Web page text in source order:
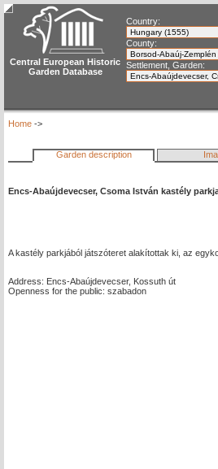
Central European Historic
Garden Database
Country:
County:
Settlement, Garden:
Home ->
Garden description
Encs-Abaújdevecser, Csoma István kastély
A kastély parkjából játszóteret alakítottak ki, az
Address: Encs-Abaújdevecser, Kossuth út
Openness for the public: szabadon